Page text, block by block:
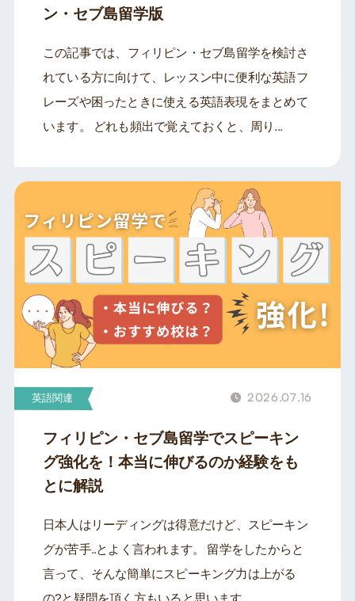
ン・セブ島留学版
この記事では、フィリピン・セブ島留学を検討さ
れている方に向けて、レッスン中に便利な英語フ
レーズや困ったときに使える英語表現をまとめて
います。 どれも頻出で覚えておくと、周り...
英語関連 2026.07.16
フィリピン・セブ島留学でスピーキン
グ強化を！本当に伸びるのか経験をも
とに解説
日本人はリーディングは得意だけど、スピーキン
グが苦手..とよく言われます。 留学をしたからと
言って、そんな簡単にスピーキング力は上がる
の?と疑問を頂く方もいると思います。 ...